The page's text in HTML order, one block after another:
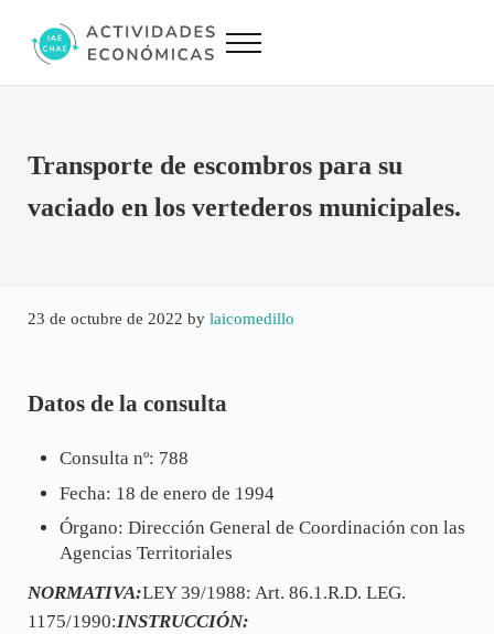
Actividades Económicas IAE CNAE
Menu
Transporte de escombros para su
vaciado en los vertederos municipales.
23 de octubre de 2022 by laicomedillo
Datos de la consulta
Consulta nº: 788
Fecha: 18 de enero de 1994
Órgano: Dirección General de Coordinación con las
Agencias Territoriales
NORMATIVA:LEY 39/1988: Art. 86.1.R.D. LEG.
1175/1990:INSTRUCCIÓN: